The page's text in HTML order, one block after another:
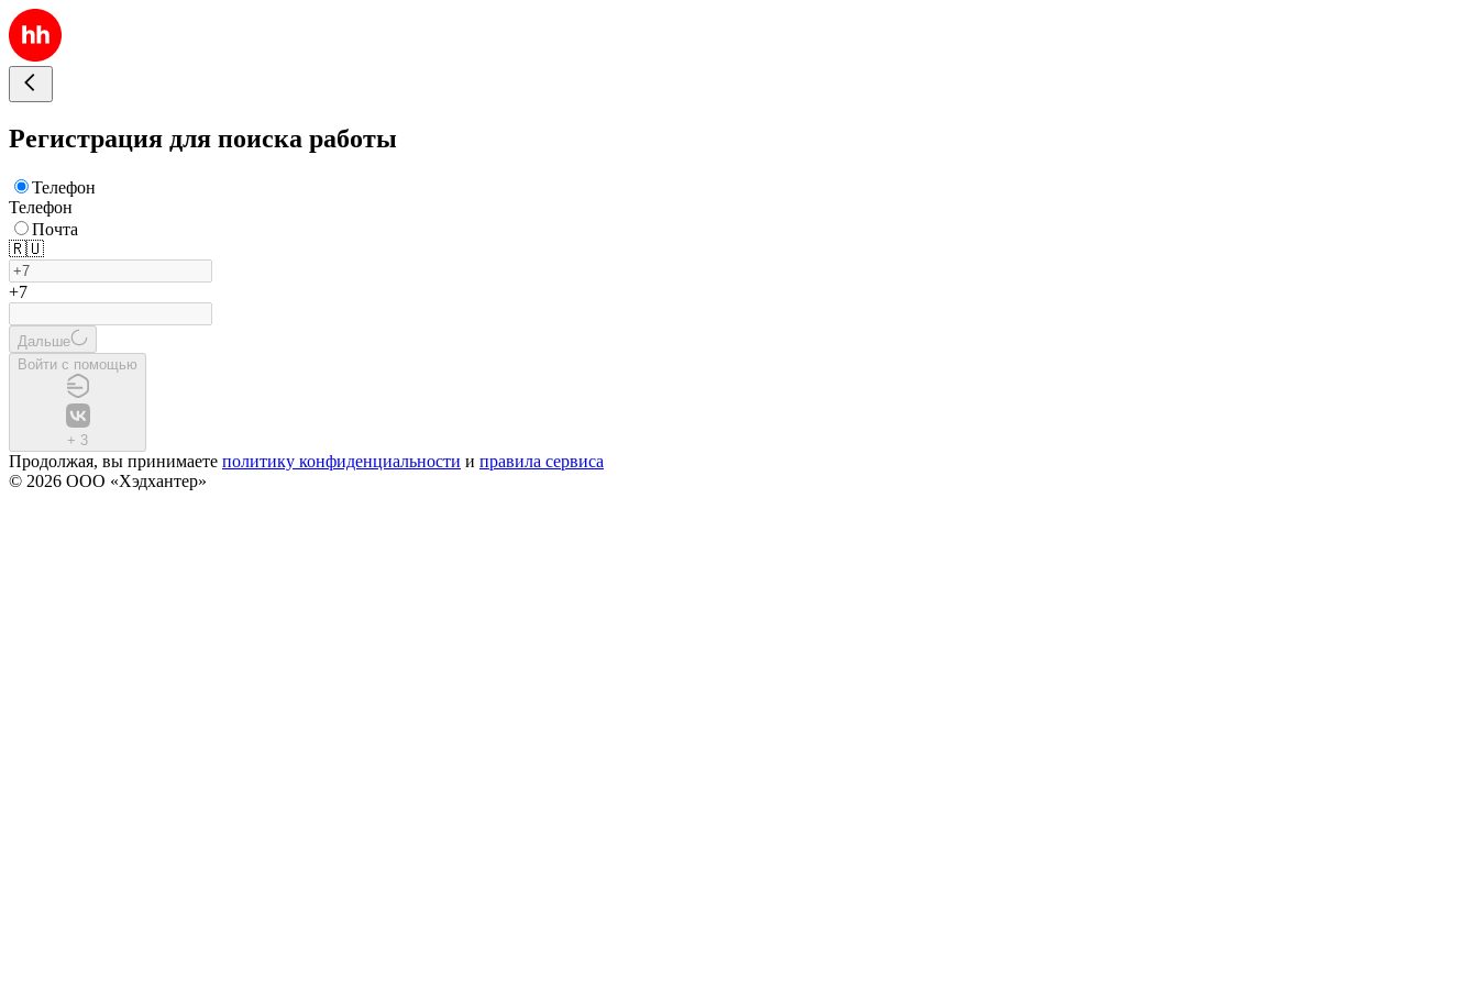
Регистрация для поиска работы
Телефон
Телефон
Почта
🇷🇺
+7
Дальше
Войти с помощью
+ 3
Продолжая, вы принимаете политику конфиденциальности и правила сервиса
© 2026 ООО «Хэдхантер»